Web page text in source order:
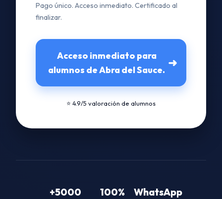
Pago único. Acceso inmediato. Certificado al
finalizar.
Acceso inmediato para
alumnos de Abra del Sauce.
➜
⭐ 4.9/5 valoración de alumnos
+5000 100% WhatsApp